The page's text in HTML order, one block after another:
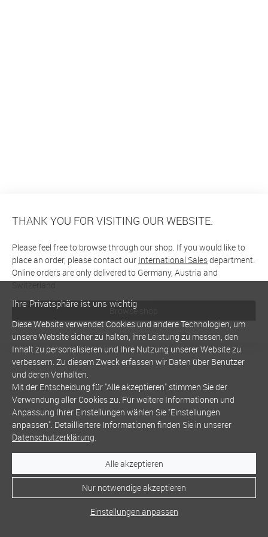
THANK YOU FOR VISITING OUR WEBSITE.
Please feel free to browse through our shop. If you would like to
place an order, please contact our International Salesdepartment.
Online orders are only delivered to Germany, Austria and
Switzerland
Browse shop
Ihre Privatsphäre ist uns wichtig
Diese Website verwendet Cookies und andere Technologien, um
unsere Website sicher zu halten, ihre Leistung zu messen, den
Inhalt zu personalisieren und Ihre Nutzung unserer Website zu
verbessern. Zu diesem Zweck erfassen wir Daten über Benutzer
und deren Verhalten.
Mit der Entscheidung für "Alle akzeptieren" stimmen Sie der
Verwendung aller Cookies zu. Für weitere Informationen und
Anpassung Ihrer Einstellungen wählen Sie "Einstellungen
anpassen". Detailliertere Informationen finden Sie in unserer
Datenschutzerklärung.
Alle akzeptieren
Nur notwendige akzeptieren
Einstellungen anpassen